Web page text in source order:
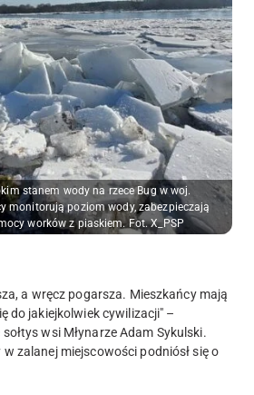
stanem wody na rzece Bug w woj.
monitorują poziom wody, zabezpieczają
worków z piaskiem. Fot. X_PSP
a wręcz pogarsza. Mieszkańcy mają
do jakiejkolwiek cywilizacji" –
wsi Młynarze Adam Sykulski.
w zalanej miejscowości podniósł się o